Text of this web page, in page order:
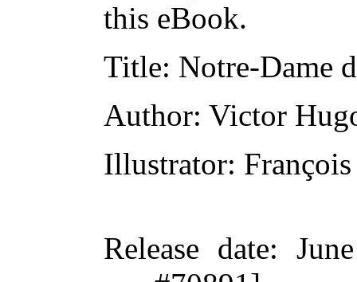
this eBook.
Title: Notre-Dame
Author: Victor
Illustrator:
Release date: